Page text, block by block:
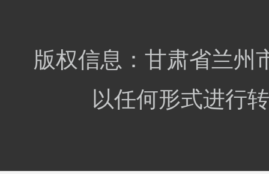
年心脑血管疾病、老
年风湿免疫等老年共
患疾病的中西医结合
版权信息：甘肃省兰州
以任何形式进行